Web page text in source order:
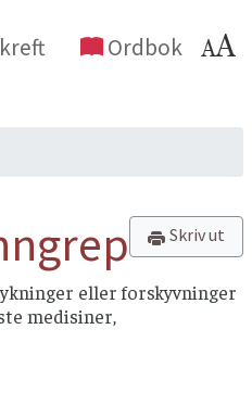
Ordbok
Skriv ut
eller forskyvninger
medisiner,